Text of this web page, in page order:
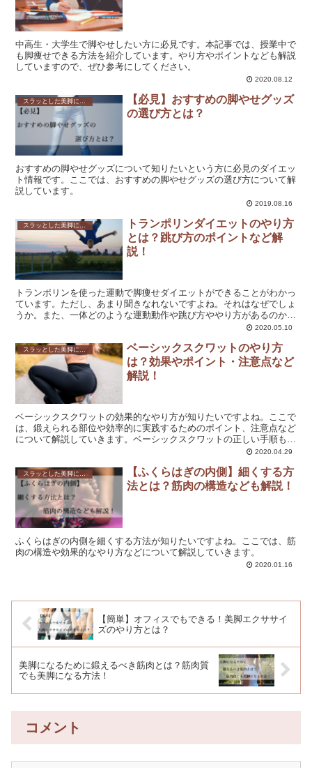
中高生・大学生で脚やせしたい方に必見です。本記事では、授業中で
も脚痩せできる方法を紹介しています。やり方やポイントなども解説
していますので、ぜひ参考にしてください。
2020.08.12
スラッとした美脚になれる！脚やせダイエットの方法を解説！
【必見】おすすめの脚やせグッズ
の選び方とは？
おすすめの脚やせグッズについて知りたいという方に必見のダイエッ
ト情報です。ここでは、おすすめの脚やせグッズの選び方について解
説しています。
2019.08.16
スラッとした美脚になれる！脚やせダイエットの方法を解説！
トランポリンダイエットのやり方
とは？跳び方のポイントなど解
説！
トランポリンを使った運動で脚痩せダイエットができることがわかっ
ています。ただし、あまり聞きなれないですよね。それはなぜでしょ
うか。また、一体どのような運動動作や跳び方ややり方があるのか、
2020.05.10
スラッとした美脚になれる！脚やせダイエットの方法を解説！
ベーシックスクワットのやり方
は？効果やポイント・注意点など
解説！
ベーシックスクワットの効果的なやり方が知りたいですよね。ここで
は、鍛えられる部位や効率的に実践するためのポイント、注意点など
について解説していきます。ベーシックスクワットの正しい手順も紹
2020.04.29
スラッとした美脚になれる！脚やせダイエットの方法を解説！
【ふくらはぎの内側】細くする方
法とは？筋肉の構造なども解説！
ふくらはぎの内側を細くする方法が知りたいですよね。ここでは、筋
肉の構造や効果的なやり方などについて解説していきます。
2020.01.16
【簡単】オフィスでもできる！美脚エクササイ
ズのやり方とは？
美脚になるために鍛えるべき筋肉とは？筋肉質
でも美脚になる方法！
コメント